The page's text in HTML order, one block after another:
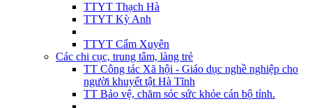
TTYT Thạch Hà
TTYT Kỳ Anh
TTYT Cẩm Xuyên
Các chi cục, trung tâm, làng trẻ
TT Công tác Xã hội - Giáo dục nghề nghiệp cho
người khuyết tật Hà Tĩnh
TT Bảo vệ, chăm sóc sức khỏe cán bộ tỉnh.